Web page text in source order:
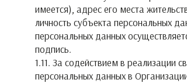
имеется), адрес его места
личность субъекта персональных
персональных данных
подпись.
1.11. За содействием в реализации
персональных данных в